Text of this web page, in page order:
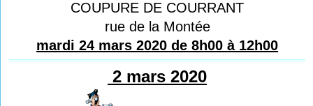
COUPURE DE COURRANT
rue de la Montée
mardi 24 mars 2020 de 8h00 à 12h00
2 mars 2020